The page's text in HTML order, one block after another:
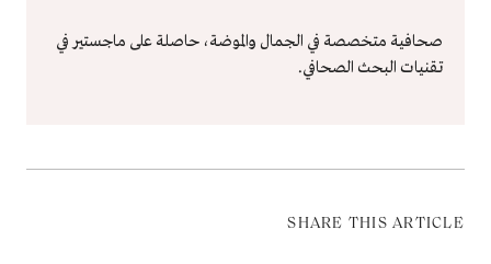
صحافية متخصصة في الجمال والموضة، حاصلة على ماجستير في
تقنيات البحث الصحافي.
SHARE THIS ARTICLE